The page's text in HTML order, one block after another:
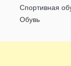
Спортивная
Обувь